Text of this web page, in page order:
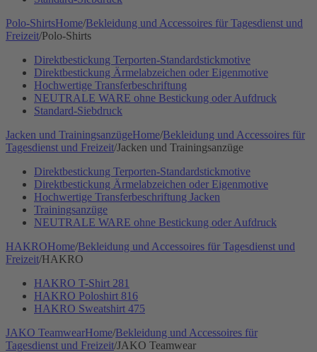
Polo-ShirtsHome/Bekleidung und Accessoires für Tagesdienst und
Freizeit/Polo-Shirts
Direktbestickung Terporten-Standardstickmotive
Direktbestickung Ärmelabzeichen oder Eigenmotive
Hochwertige Transferbeschriftung
NEUTRALE WARE ohne Bestickung oder Aufdruck
Standard-Siebdruck
Jacken und TrainingsanzügeHome/Bekleidung und Accessoires für
Tagesdienst und Freizeit/Jacken und Trainingsanzüge
Direktbestickung Terporten-Standardstickmotive
Direktbestickung Ärmelabzeichen oder Eigenmotive
Hochwertige Transferbeschriftung Jacken
Trainingsanzüge
NEUTRALE WARE ohne Bestickung oder Aufdruck
HAKROHome/Bekleidung und Accessoires für Tagesdienst und
Freizeit/HAKRO
HAKRO T-Shirt 281
HAKRO Poloshirt 816
HAKRO Sweatshirt 475
JAKO TeamwearHome/Bekleidung und Accessoires für
Tagesdienst und Freizeit/JAKO Teamwear